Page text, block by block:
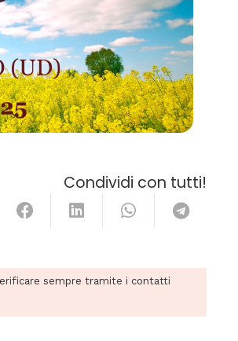
Condividi con tutti!
sempre tramite i contatti